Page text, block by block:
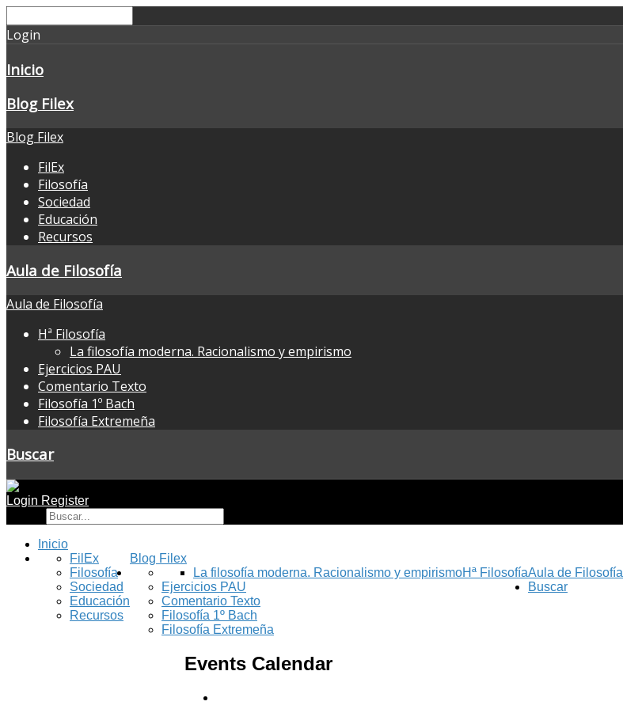
Login
Inicio
Blog Filex
Blog Filex
FilEx
Filosofía
Sociedad
Educación
Recursos
Aula de Filosofía
Aula de Filosofía
Hª Filosofía
La filosofía moderna. Racionalismo y empirismo
Ejercicios PAU
Comentario Texto
Filosofía 1º Bach
Filosofía Extremeña
Buscar
Login Register
Inicio
Blog Filex
FilEx
Filosofía
Sociedad
Educación
Recursos
Aula de Filosofía
Hª Filosofía
La filosofía moderna. Racionalismo y empirismo
Ejercicios PAU
Comentario Texto
Filosofía 1º Bach
Filosofía Extremeña
Buscar
Events Calendar